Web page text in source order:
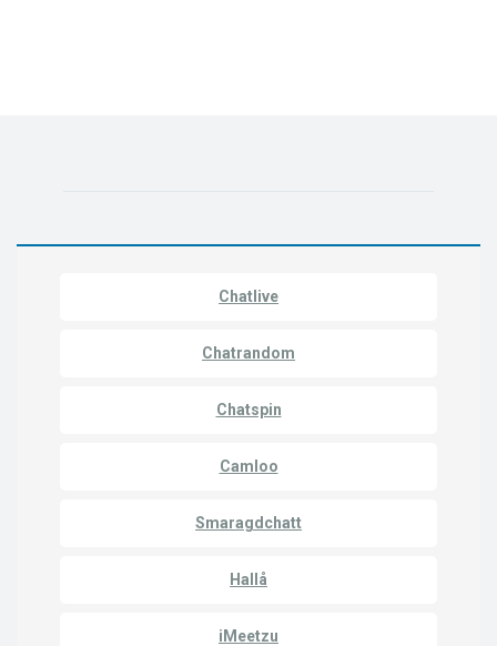
Chatlive
Chatrandom
Chatspin
Camloo
Smaragdchatt
Hallå
iMeetzu